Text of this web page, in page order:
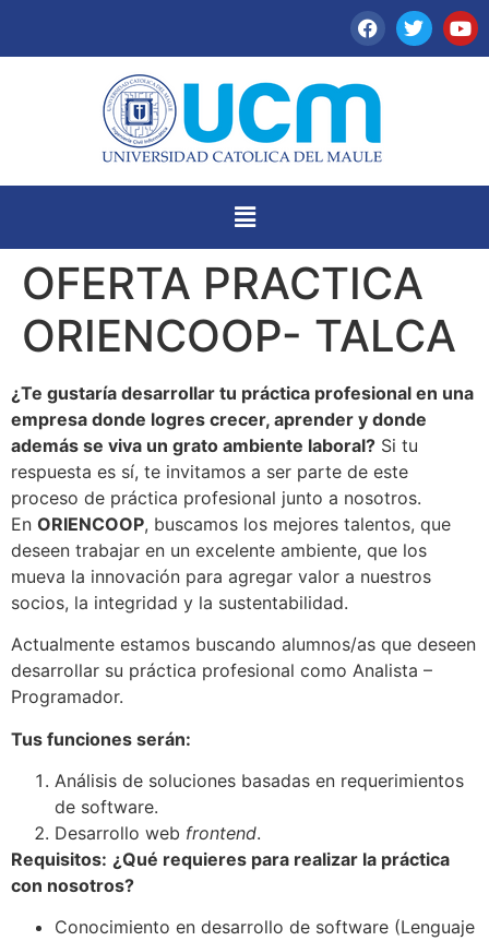
OFERTA PRACTICA
ORIENCOOP- TALCA
¿Te gustaría desarrollar tu práctica profesional en una
empresa donde logres crecer, aprender y donde
además se viva un grato ambiente laboral? Si tu
respuesta es sí, te invitamos a ser parte de este
proceso de práctica profesional junto a nosotros.
En ORIENCOOP, buscamos los mejores talentos, que
deseen trabajar en un excelente ambiente, que los
mueva la innovación para agregar valor a nuestros
socios, la integridad y la sustentabilidad.
Actualmente estamos buscando alumnos/as que deseen
desarrollar su práctica profesional como Analista –
Programador.
Tus funciones serán:
Análisis de soluciones basadas en requerimientos
de software.
Desarrollo web frontend.
Requisitos: ¿Qué requieres para realizar la práctica
con nosotros?
Conocimiento en desarrollo de software (Lenguaje